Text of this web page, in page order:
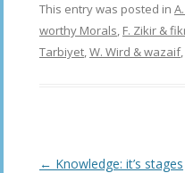
This entry was posted in
worthy Morals, F. Zikir &
Tarbiyet,W. Wird & wazaif,
Post
← Knowledge: it’s stages